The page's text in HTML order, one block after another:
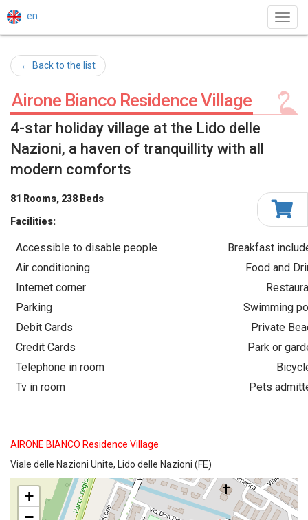
en
← Back to the list
Airone Bianco Residence Village
4-star holiday village at the Lido delle
Nazioni, a haven of tranquillity with all
modern comforts
81 Rooms, 238 Beds
Facilities:
Accessible to disable people
Air conditioning
Internet corner
Parking
Debit Cards
Credit Cards
Telephone in room
Tv in room
Breakfast
Food and
Swimming
Private
Park or
Pets
AIRONE BIANCO Residence Village
Viale delle Nazioni Unite, Lido delle Nazioni (FE)
+